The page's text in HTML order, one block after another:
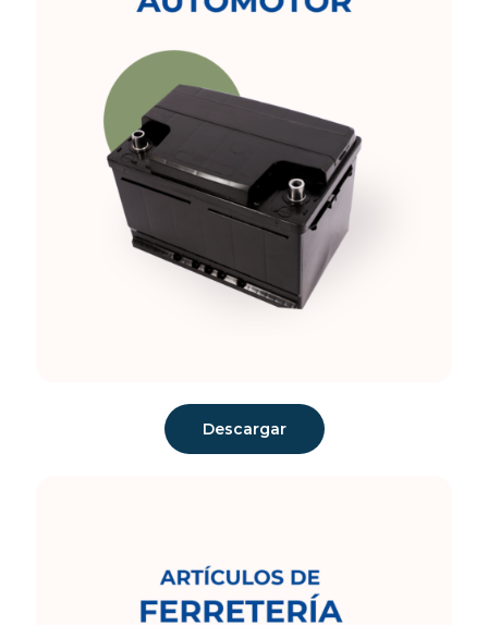
Descargar